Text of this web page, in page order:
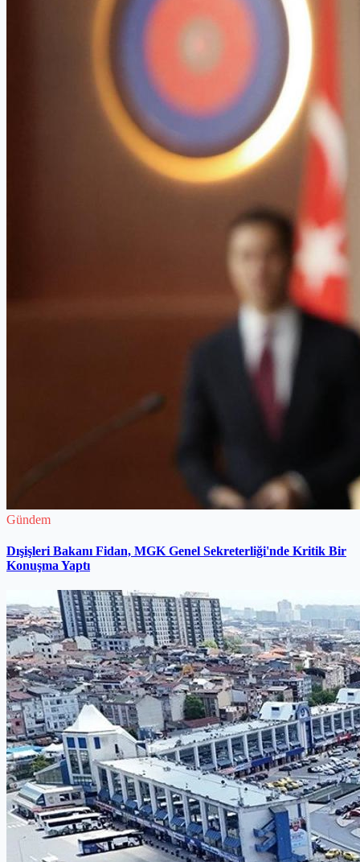
Gündem
Dışişleri Bakanı Fidan, MGK Genel Sekreterliği'nde Kritik Bir
Konuşma Yaptı